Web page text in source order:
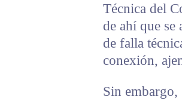
Técnica del
de ahí que se
de falla
conexión,
Sin